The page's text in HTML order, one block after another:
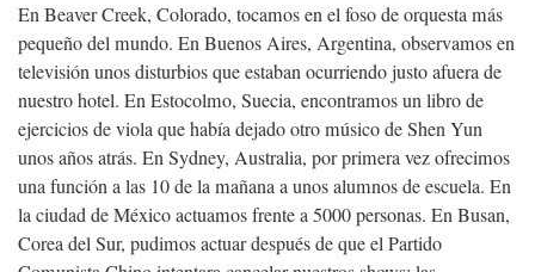
En Beaver Creek, Colorado, tocamos en el foso de orquesta más
pequeño del mundo. En Buenos Aires, Argentina, observamos en
televisión unos disturbios que estaban ocurriendo justo afuera de
nuestro hotel. En Estocolmo, Suecia, encontramos un libro de
ejercicios de viola que había dejado otro músico de Shen Yun
unos años atrás. En Sydney, Australia, por primera vez ofrecimos
una función a las 10 de la mañana a unos alumnos de escuela. En
la ciudad de México actuamos frente a 5000 personas. En Busan,
Corea del Sur, pudimos actuar después de que el Partido